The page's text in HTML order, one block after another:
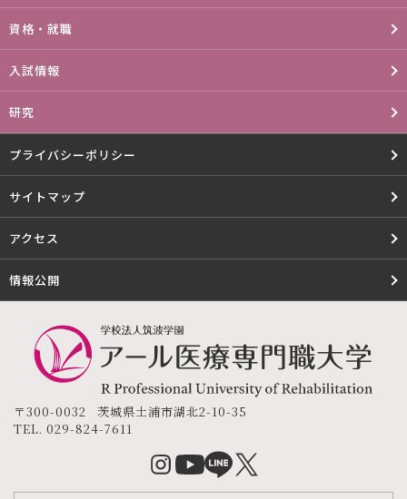
資格・就職
入試情報
研究
プライバシーポリシー
サイトマップ
アクセス
情報公開
〒300-0032 茨城県土浦市湖北2-10-35
TEL. 029-824-7611